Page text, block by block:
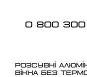
0 800
РОЗСУВНІ
ВІКНА БЕЗ